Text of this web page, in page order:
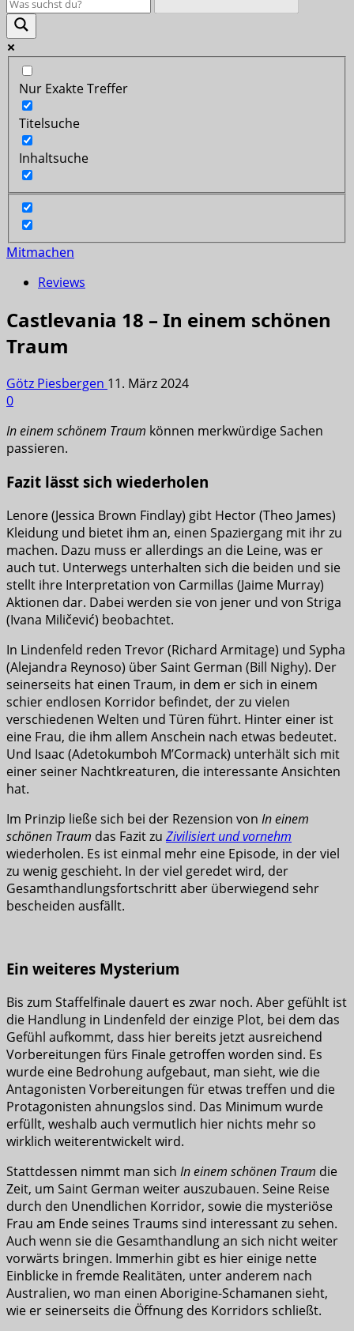
Nur Exakte Treffer
Titelsuche
Inhaltsuche
Mitmachen
Reviews
Castlevania 18 – In einem schönen
Traum
Götz Piesbergen 11. März 2024
0
In einem schönem Traum können merkwürdige Sachen
passieren.
Fazit lässt sich wiederholen
Lenore (Jessica Brown Findlay) gibt Hector (Theo James)
Kleidung und bietet ihm an, einen Spaziergang mit ihr zu
machen. Dazu muss er allerdings an die Leine, was er
auch tut. Unterwegs unterhalten sich die beiden und sie
stellt ihre Interpretation von Carmillas (Jaime Murray)
Aktionen dar. Dabei werden sie von jener und von Striga
(Ivana Miličević) beobachtet.
In Lindenfeld reden Trevor (Richard Armitage) und Sypha
(Alejandra Reynoso) über Saint German (Bill Nighy). Der
seinerseits hat einen Traum, in dem er sich in einem
schier endlosen Korridor befindet, der zu vielen
verschiedenen Welten und Türen führt. Hinter einer ist
eine Frau, die ihm allem Anschein nach etwas bedeutet.
Und Isaac (Adetokumboh M’Cormack) unterhält sich mit
einer seiner Nachtkreaturen, die interessante Ansichten
hat.
Im Prinzip ließe sich bei der Rezension von In einem
schönen Traum das Fazit zu Zivilisiert und vornehm
wiederholen. Es ist einmal mehr eine Episode, in der viel
zu wenig geschieht. In der viel geredet wird, der
Gesamthandlungsfortschritt aber überwiegend sehr
bescheiden ausfällt.
Ein weiteres Mysterium
Bis zum Staffelfinale dauert es zwar noch. Aber gefühlt ist
die Handlung in Lindenfeld der einzige Plot, bei dem das
Gefühl aufkommt, dass hier bereits jetzt ausreichend
Vorbereitungen fürs Finale getroffen worden sind. Es
wurde eine Bedrohung aufgebaut, man sieht, wie die
Antagonisten Vorbereitungen für etwas treffen und die
Protagonisten ahnungslos sind. Das Minimum wurde
erfüllt, weshalb auch vermutlich hier nichts mehr so
wirklich weiterentwickelt wird.
Stattdessen nimmt man sich In einem schönen Traum die
Zeit, um Saint German weiter auszubauen. Seine Reise
durch den Unendlichen Korridor, sowie die mysteriöse
Frau am Ende seines Traums sind interessant zu sehen.
Auch wenn sie die Gesamthandlung an sich nicht weiter
vorwärts bringen. Immerhin gibt es hier einige nette
Einblicke in fremde Realitäten, unter anderem nach
Australien, wo man einen Aborigine-Schamanen sieht,
wie er seinerseits die Öffnung des Korridors schließt.